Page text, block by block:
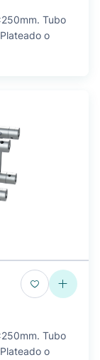
Tubo
o
Tubo
o